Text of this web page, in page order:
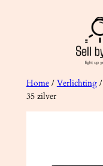
Home/ Verlichting/
35 zilver